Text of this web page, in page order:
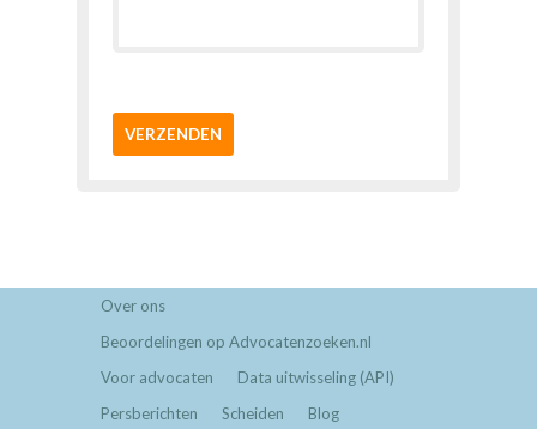
VERZENDEN
Over ons
Beoordelingen op Advocatenzoeken.nl
Voor advocaten
Data uitwisseling (API)
Persberichten
Scheiden Blog